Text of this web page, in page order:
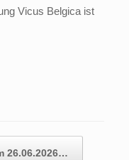
Vicus Belgica ist
26.06.2026…